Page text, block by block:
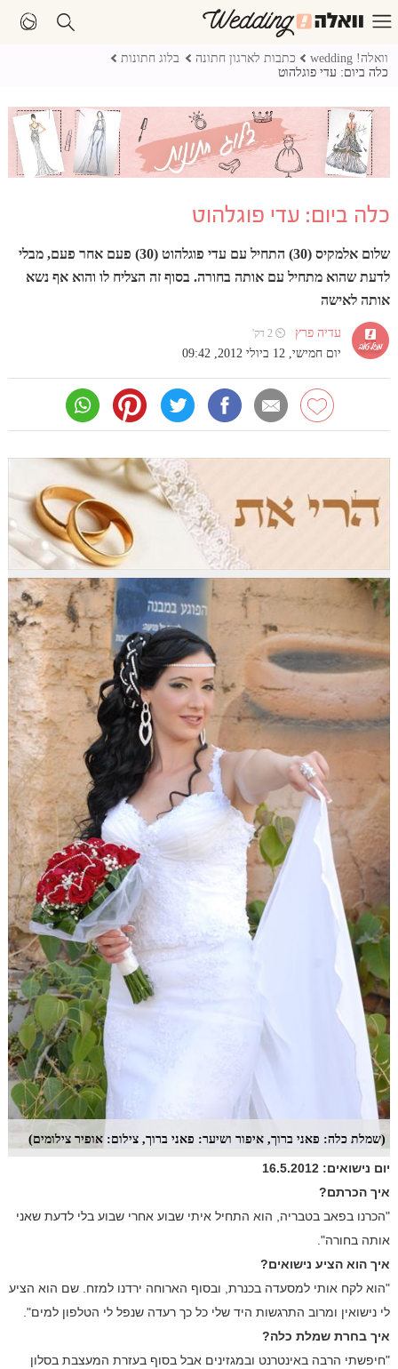
וואלה! wedding כתבות לארגון חתונה
בלוג חתונות
כלה ביום: עדי פוגלהוט
כלה ביום: עדי פוגלהוט
שלום אלמקיס (30) התחיל עם עדי פוגלהוט (30) פעם אחר פעם, מבלי
לדעת שהוא מתחיל עם אותה בחורה. בסוף זה הצליח לו והוא אף נשא
אותה לאישה
עדיה פרץ ⏲ 2 דק'
יום חמישי, 12 ביולי 2012, 09:42
(שמלת כלה: פאני ברוך, איפור ושיער: פאני ברוך, צילום: אופיר צילומים)
יום נישואים: 16.5.2012
איך הכרתם?
"הכרנו בפאב בטבריה, הוא התחיל איתי שבוע אחרי שבוע בלי לדעת שאני
אותה בחורה".
איך הוא הציע נישואים?
"הוא לקח אותי למסעדה בכנרת, ובסוף הארוחה ירדנו למזח. שם הוא הציע
לי נישואין ומרוב התרגשות היד שלי כל כך רעדה שנפל לי הטלפון למים".
איך בחרת שמלת כלה?
"חיפשתי הרבה באינטרנט ובמגזינים אבל בסוף בעזרת המעצבת בסלון